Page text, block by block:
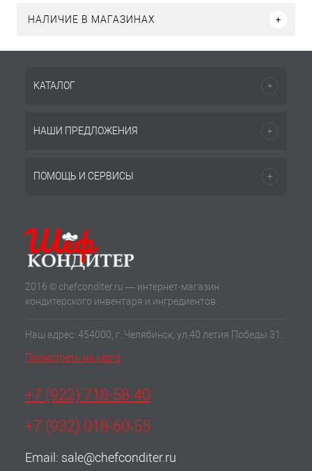
НАЛИЧИЕ В МАГАЗИНАХ
КАТАЛОГ
НАШИ ПРЕДЛОЖЕНИЯ
ПОМОЩЬ И СЕРВИСЫ
2016 © chefconditer.ru — интернет-магазин
кондитерского инвентаря и ингредиентов.
Наш адрес: 454000, г. Челябинск, ул.40 летия Победы 31.
Посмотреть на карте
+7 (922) 718-58-40
+7 (932) 018-60-55
Email: sale@chefconditer.ru